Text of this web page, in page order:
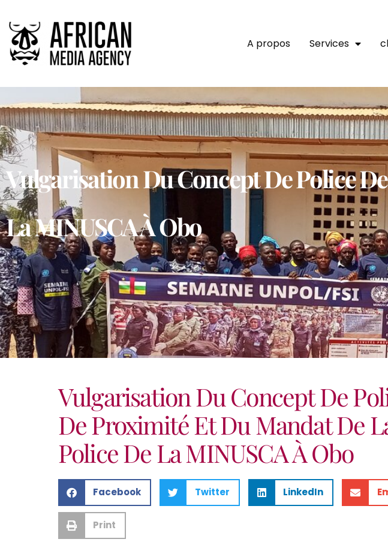
A propos Services
Vulgarisation Du Concept De Police
La MINUSCA À Obo
Vulgarisation Du Concept De
De Proximité Et Du Mandat De
Police De La MINUSCA À Obo
Facebook Twitter LinkedIn
Print